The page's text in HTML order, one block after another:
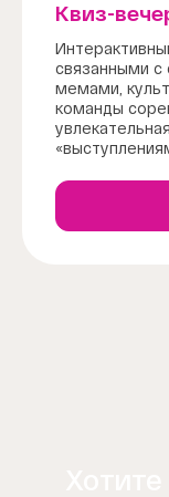
Квиз-
связанными с
мемами,
команды